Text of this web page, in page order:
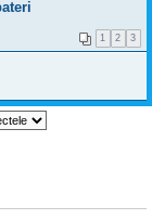
1 2 3